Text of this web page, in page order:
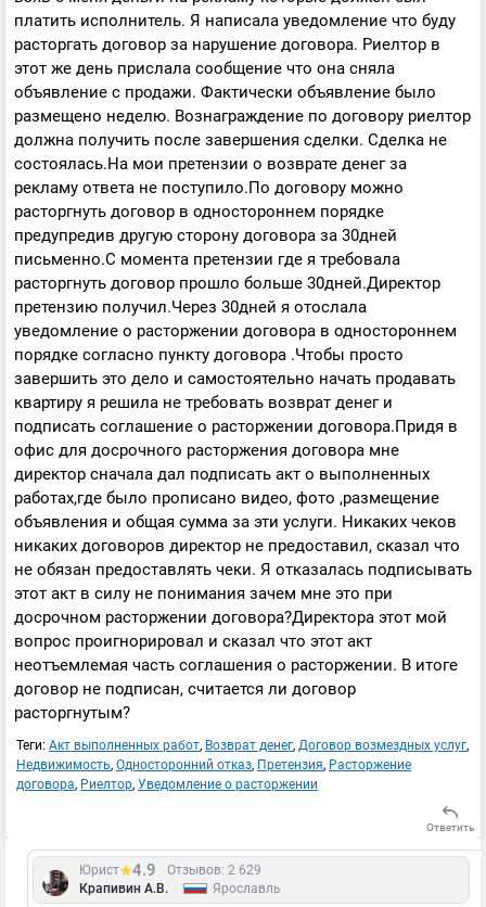
платить исполнитель. Я написала уведомление что буду
расторгать договор за нарушение договора. Риелтор в
этот же день прислала сообщение что она сняла
объявление с продажи. Фактически объявление было
размещено неделю. Вознаграждение по договору риелтор
должна получить после завершения сделки. Сделка не
состоялась.На мои претензии о возврате денег за
рекламу ответа не поступило.По договору можно
расторгнуть договор в одностороннем порядке
предупредив другую сторону договора за 30дней
письменно.С момента претензии где я требовала
расторгнуть договор прошло больше 30дней.Директор
претензию получил.Через 30дней я отослала
уведомление о расторжении договора в одностороннем
порядке согласно пункту договора .Чтобы просто
завершить это дело и самостоятельно начать продавать
квартиру я решила не требовать возврат денег и
подписать соглашение о расторжении договора.Придя в
офис для досрочного расторжения договора мне
директор сначала дал подписать акт о выполненных
работах,где было прописано видео, фото ,размещение
объявления и общая сумма за эти услуги. Никаких чеков
никаких договоров директор не предоставил, сказал что
не обязан предоставлять чеки. Я отказалась подписывать
этот акт в силу не понимания зачем мне это при
досрочном расторжении договора?Директора этот мой
вопрос проигнорировал и сказал что этот акт
неотъемлемая часть соглашения о расторжении. В итоге
договор не подписан, считается ли договор
расторгнутым?
Теги: Акт выполненных работ, Возврат денег, Договор возмездных услуг,
Недвижимость, Односторонний отказ, Претензия, Расторжение
договора, Риелтор, Уведомление о расторжении
Ответить
Юрист 4.9
Отзывов: 2 629
Крапивин А.В.
Ярославль